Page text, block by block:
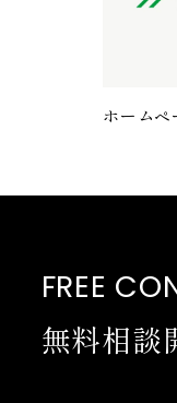
ホームペ
FREE
無料相談